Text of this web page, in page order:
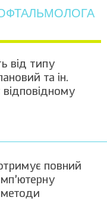
ОФТАЛЬМОЛОГА
від типу
та ін.
повний
методи